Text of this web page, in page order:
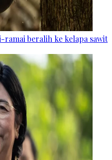
beralih ke kelapa sawit